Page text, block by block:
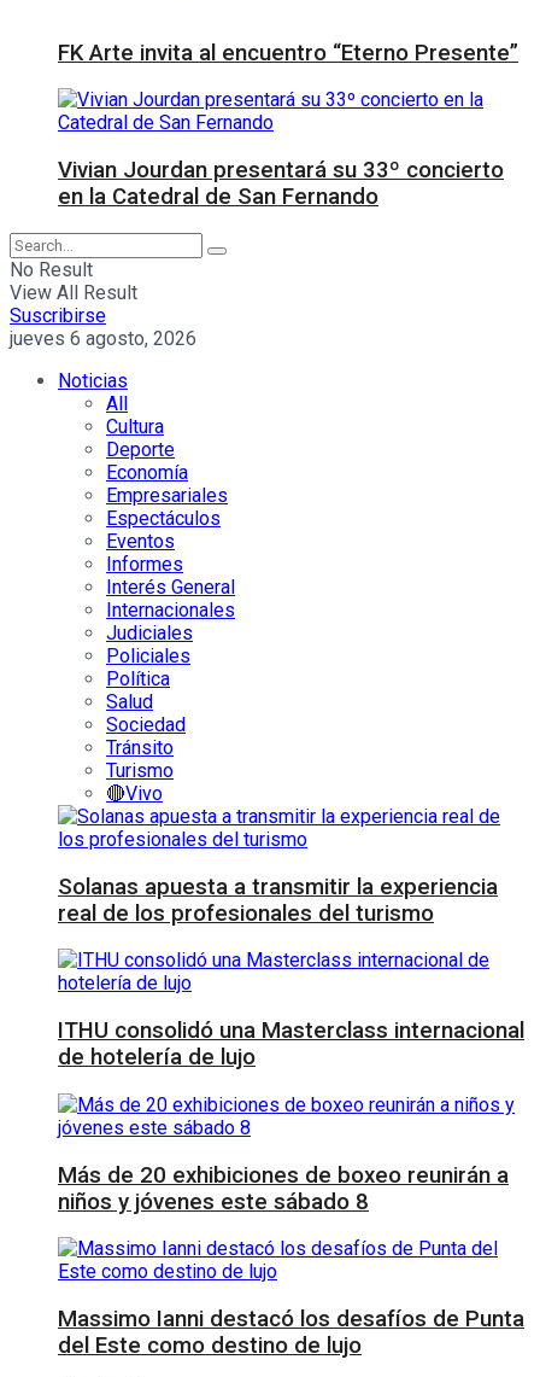
FK Arte invita al encuentro “Eterno Presente”
Vivian Jourdan presentará su 33º concierto
en la Catedral de San Fernando
No Result
View All Result
Suscribirse
jueves 6 agosto, 2026
Noticias
All
Cultura
Deporte
Economía
Empresariales
Espectáculos
Eventos
Informes
Interés General
Internacionales
Judiciales
Policiales
Política
Salud
Sociedad
Tránsito
Turismo
🔴Vivo
Solanas apuesta a transmitir la experiencia
real de los profesionales del turismo
ITHU consolidó una Masterclass internacional
de hotelería de lujo
Más de 20 exhibiciones de boxeo reunirán a
niños y jóvenes este sábado 8
Massimo Ianni destacó los desafíos de Punta
del Este como destino de lujo